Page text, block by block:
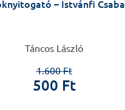
– Istvánfi Csaba
Táncos László
1.600 Ft
500 Ft